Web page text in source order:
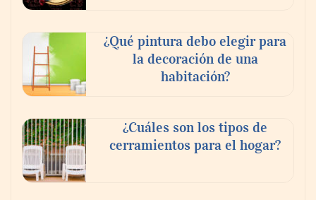
¿Qué pintura debo elegir para
la decoración de una
habitación?
¿Cuáles son los tipos de
cerramientos para el hogar?